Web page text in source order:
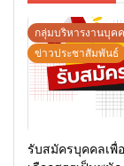
กลุ่มบริหารงานบุค
ข่าวประชาสัมพันธ์
รับสมัครบุคคลเพื่